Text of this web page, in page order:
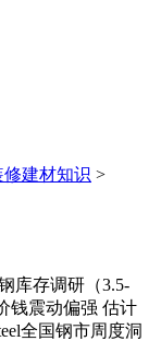
修建材知识 >
库存调研（3.5-
钱震动偏强 估计
全国钢市周度洞